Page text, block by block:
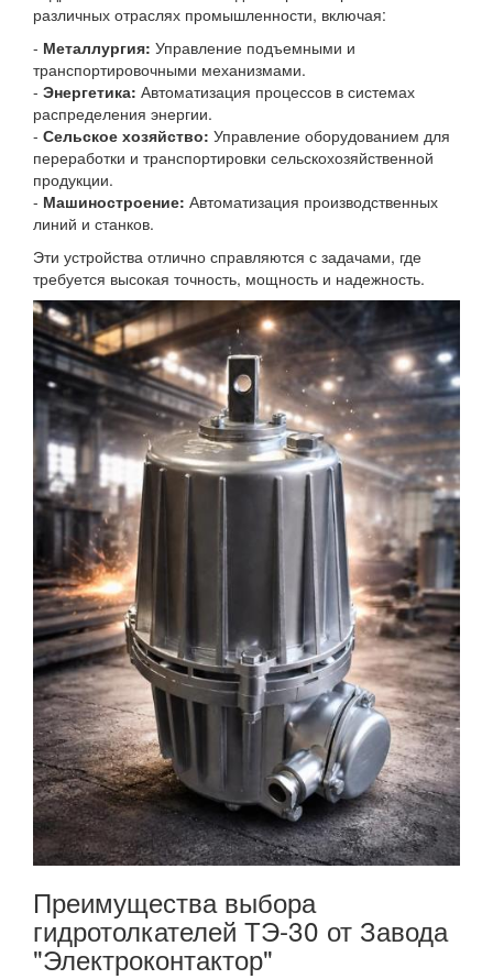
различных отраслях промышленности, включая:
- Металлургия: Управление подъемными и
транспортировочными механизмами.
- Энергетика: Автоматизация процессов в системах
распределения энергии.
- Сельское хозяйство: Управление оборудованием для
переработки и транспортировки сельскохозяйственной
продукции.
- Машиностроение: Автоматизация производственных
линий и станков.
Эти устройства отлично справляются с задачами, где
требуется высокая точность, мощность и надежность.
Преимущества выбора
гидротолкателей ТЭ-30 от Завода
"Электроконтактор"